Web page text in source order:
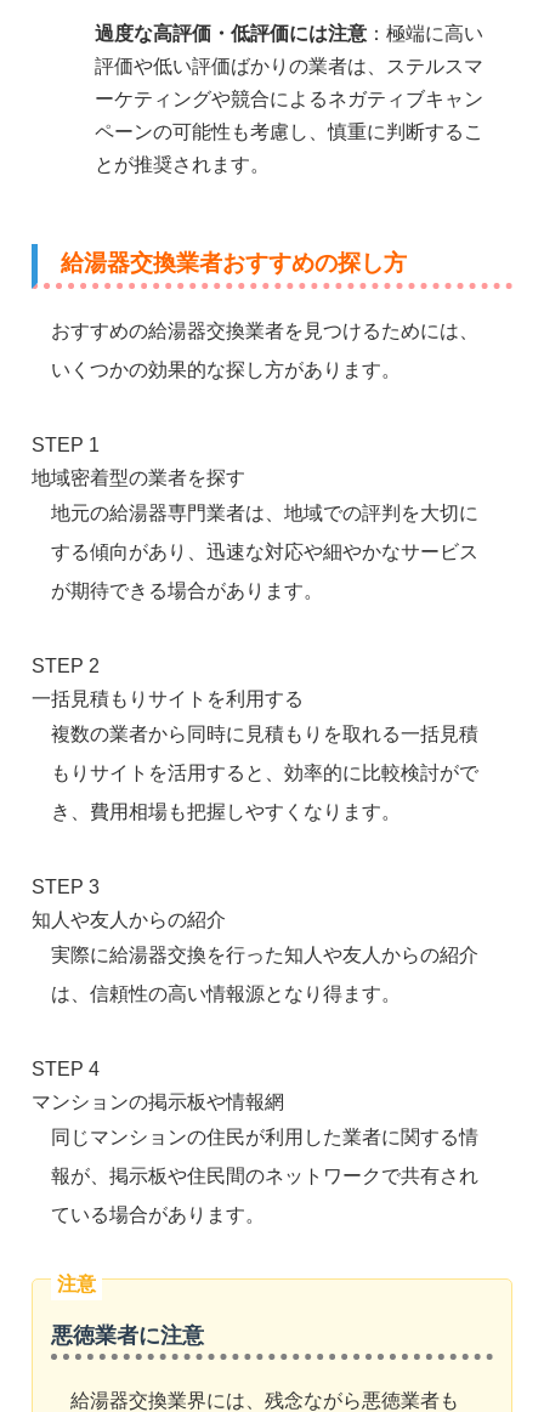
過度な高評価・低評価には注意 ：極端に高い
評価や低い評価ばかりの業者は、ステルスマ
ーケティングや競合によるネガティブキャン
ペーンの可能性も考慮し、慎重に判断するこ
とが推奨されます。
給湯器交換業者おすすめの探し方
おすすめの給湯器交換業者を見つけるためには、
いくつかの効果的な探し方があります。
STEP 1
地域密着型の業者を探す
地元の給湯器専門業者は、地域での評判を大切に
する傾向があり、迅速な対応や細やかなサービス
が期待できる場合があります。
STEP 2
一括見積もりサイトを利用する
複数の業者から同時に見積もりを取れる一括見積
もりサイトを活用すると、効率的に比較検討がで
き、費用相場も把握しやすくなります。
STEP 3
知人や友人からの紹介
実際に給湯器交換を行った知人や友人からの紹介
は、信頼性の高い情報源となり得ます。
STEP 4
マンションの掲示板や情報網
同じマンションの住民が利用した業者に関する情
報が、掲示板や住民間のネットワークで共有され
ている場合があります。
悪徳業者に注意
給湯器交換業界には、残念ながら悪徳業者も